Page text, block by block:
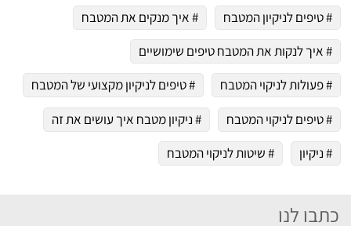
# טיפים לניקיון המטבח
# איך מנקים את המטבח
# איך לנקות את המטבח טיפים שימושיים
# פעולות לניקוי המטבח
# טיפים לניקיון מקצועי של המטבח
# טיפים לניקוי המטבח
# ניקיון מטבח איך עושים את זה
# ניקיון
# שיטות לניקוי המטבח
כתבו לנו